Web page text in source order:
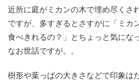
近所に庭がミカンの木で埋め尽くさ
ですが、多すぎるとさすがに「ミカ
食べきれるの？」とちょっと気にな
なお世話ですが。。
樹形や葉っぱの大きさなどで印象は